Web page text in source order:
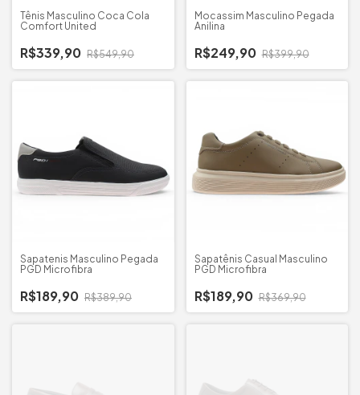
Tênis Masculino Coca Cola
Comfort United
R$339,90 R$549,90
Mocassim Masculino Pegada
Anilina
R$249,90 R$399,90
Sapatenis Masculino Pegada
PGD Microfibra
R$189,90 R$389,90
Sapatênis Casual Masculino
PGD Microfibra
R$189,90 R$369,90